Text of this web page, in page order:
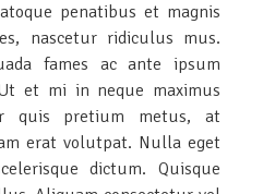
penatibus et magnis
nascetur ridiculus mus.
fames ac ante ipsum
et mi in neque maximus
quis pretium metus, at
erat volutpat. Nulla eget
dictum. Quisque